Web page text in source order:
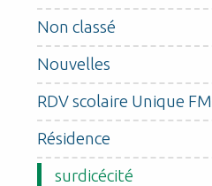
Non classé
Nouvelles
RDV scolaire Unique FM
Résidence
surdicécité